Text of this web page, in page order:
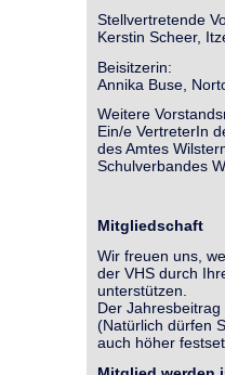
Stellvertretende
Kerstin Scheer,
Beisitzerin:
Annika Buse,
Weitere
Ein/e VertreterIn
des Amtes
Schulverbandes
Mitgliedschaft
Wir freuen uns,
der VHS durch
unterstützen.
Der
(Natürlich dürfen
auch höher